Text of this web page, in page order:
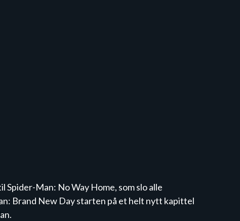
Spider-Man: No Way Home, som slo alle
Brand New Day starten på et helt nytt kapittel